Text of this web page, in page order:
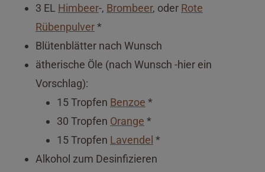
3 EL Himbeer-, Brombeer, oder Rote
Rübenpulver*
Blütenblätter nach Wunsch
ätherische Öle (nach Wunsch -hier ein
Vorschlag):
15 Tropfen Benzoe *
30 Tropfen Orange *
15 Tropfen Lavendel *
Alkohol zum Desinfizieren